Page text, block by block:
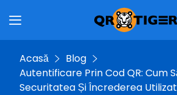
Acasă
Blog
Autentificare Prin Cod QR: Cum
Securitatea Și Încrederea